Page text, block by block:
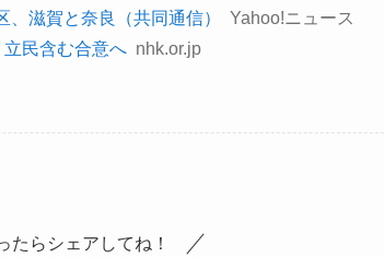
滋賀と奈良（共同通信）
Yahoo!ニュース
立民含む合意へ nhk.or.jp
たらシェアしてね！